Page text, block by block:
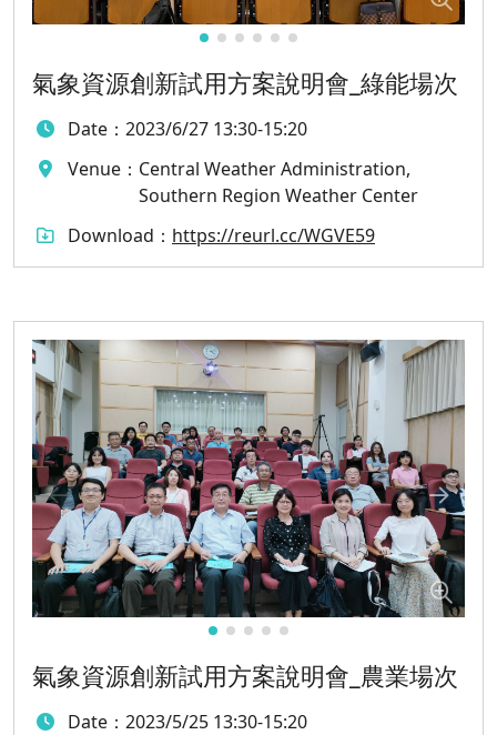
氣象資源創新試用方案說明會_綠能場次
Date： 2023/6/27 13:30-15:20
Venue： Central Weather Administration,
Southern Region Weather Center
Download： https://reurl.cc/WGVE59
氣象資源創新試用方案說明會_農業場次
Date： 2023/5/25 13:30-15:20